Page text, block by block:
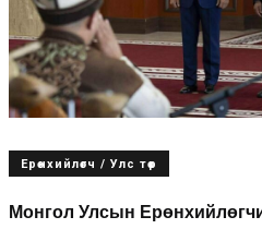
Ерөнхийлөгч / Улс төр
Монгол Улсын